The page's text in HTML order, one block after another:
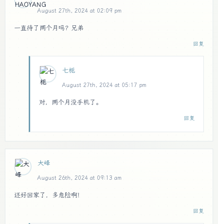
August 27th, 2024 at 02:09 pm
一直待了两个月吗？兄弟
回复
七栀
August 27th, 2024 at 05:17 pm
对，两个月没手机了。
回复
大峰
August 26th, 2024 at 09:13 am
还好回家了，多危险啊！
回复